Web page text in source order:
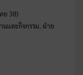
ย 38)
นและกิจกรรม, ฝ่าย